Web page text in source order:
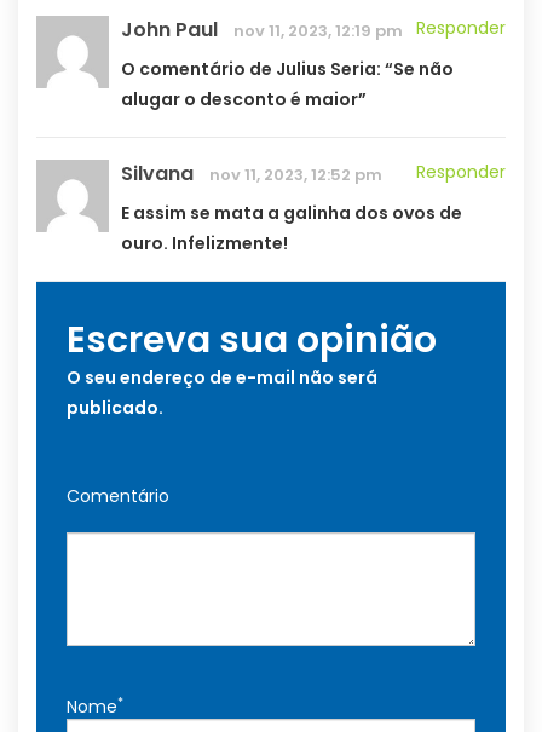
John Paul nov 11, 2023, 12:19 pm
Responder
O comentário de Julius Seria: “Se não
alugar o desconto é maior”
Silvana nov 11, 2023, 12:52 pm
Responder
E assim se mata a galinha dos ovos de
ouro. Infelizmente!
Escreva sua opinião
O seu endereço de e-mail não será
publicado.
Comentário
Nome*